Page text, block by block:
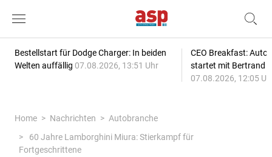
Bestellstart für Dodge Charger: In beiden
Welten auffällig 07.08.2026, 13:51 Uhr
CEO Breakfast:
startet mit Bertrand
07.08.2026, 12:05
Home Nachrichten
Autobranche
60 Jahre Lamborghini Miura: Stierkampf für
Fortgeschrittene